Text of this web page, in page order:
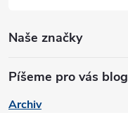
p
i
s
Naše značky
Píšeme pro vás blog
Archiv